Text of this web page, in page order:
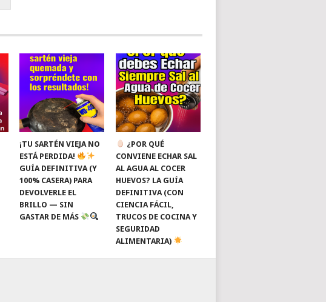
¡TU SARTÉN VIEJA NO
ESTÁ PERDIDA!
GUÍA DEFINITIVA (Y
100% CASERA) PARA
DEVOLVERLE EL
BRILLO — SIN
GASTAR DE MÁS
¿POR QUÉ
CONVIENE ECHAR SAL
AL AGUA AL COCER
HUEVOS? LA GUÍA
DEFINITIVA (CON
CIENCIA FÁCIL,
TRUCOS DE COCINA Y
SEGURIDAD
ALIMENTARIA)